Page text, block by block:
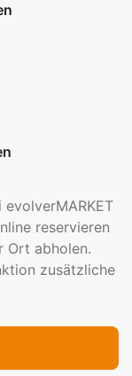
Ihrer
durch
im
evolverMARKET
reservieren
Ort abholen.
zusätzliche